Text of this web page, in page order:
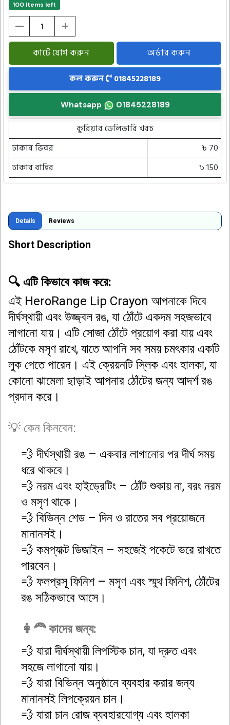
100 Items left
- +
কার্টে যোগ করুন অর্ডার করুন
কল করুন 01845228189
Whatsapp 01845228189
কুরিয়ার ডেলিভারি খরচ
ঢাকার ভিতর
৳ 70
ঢাকার বাহির
৳ 150
Details Reviews
Short Description
🔍 এটি কিভাবে কাজ করে:
এই HeroRange Lip Crayon আপনাকে দিবে
দীর্ঘস্থায়ী এবং উজ্জ্বল রঙ, যা ঠোঁটে একদম সহজভাবে
লাগানো যায়। এটি সোজা ঠোঁটে প্রয়োগ করা যায় এবং
ঠোঁটকে মসৃণ রাখে, যাতে আপনি সব সময় চমৎকার একটি
লুক পেতে পারেন। এই ক্রেয়নটি স্লিক এবং হালকা, যা
কোনো ঝামেলা ছাড়াই আপনার ঠোঁটের জন্য আদর্শ রঙ
প্রদান করে।
💡 কেন কিনবেন:
💨 দীর্ঘস্থায়ী রঙ – একবার লাগানোর পর দীর্ঘ সময়
ধরে থাকবে।
💨 নরম এবং হাইড্রেটিং – ঠোঁট শুকায় না, বরং নরম
ও মসৃণ থাকে।
💨 বিভিন্ন শেড – দিন ও রাতের সব প্রয়োজনে
মানানসই।
💨 কমপ্যাক্ট ডিজাইন – সহজেই পকেটে ভরে রাখতে
পারবেন।
💨 ফলপ্রসূ ফিনিশ – মসৃণ এবং স্মুথ ফিনিশ, ঠোঁটের
রঙ সঠিকভাবে আসে।
👩‍🦰 কাদের জন্য:
💨 যারা দীর্ঘস্থায়ী লিপস্টিক চান, যা দ্রুত এবং
সহজে লাগানো যায়।
💨 যারা বিভিন্ন অনুষ্ঠানে ব্যবহার করার জন্য
মানানসই লিপক্রেয়ন চান।
💨 যারা চান রোজ ব্যবহারযোগ্য এবং হালকা